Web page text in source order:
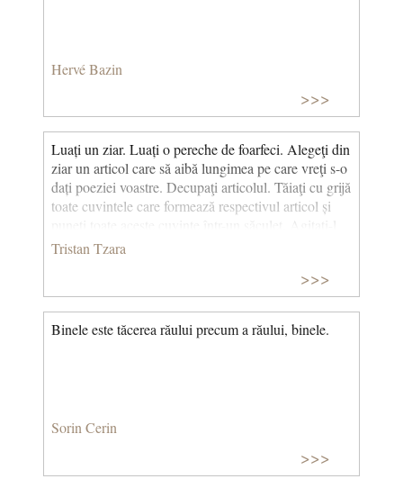
Hervé Bazin
>>>
Luați un ziar. Luați o pereche de foarfeci. Alegeţi din
ziar un articol care să aibă lungimea pe care vreţi s-o
dați poeziei voastre. Decupaţi articolul. Tăiaţi cu grijă
toate cuvintele care formează respectivul articol și
încetişor. Scoateţi cuvintele unul după altul,
Copiaţi-le conştiincios. Poezia vă va semăna. Şi iată-
vă un scriitor infinit de original și înzestrat cu o
neînţeleasă de oamenii vulgari. (Pentru a face o
Tristan Tzara
>>>
Binele este tăcerea răului precum a răului, binele.
Sorin Cerin
>>>